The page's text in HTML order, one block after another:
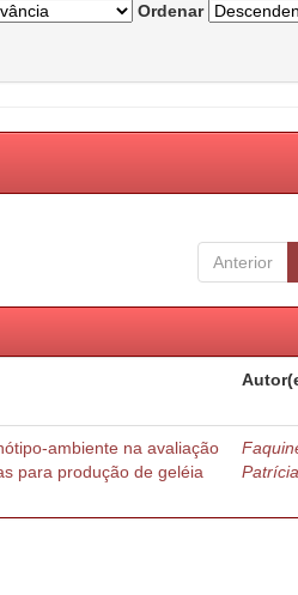
Ordenar
Anterior
ambiente na avaliação
para produção de geléia
Patrícia